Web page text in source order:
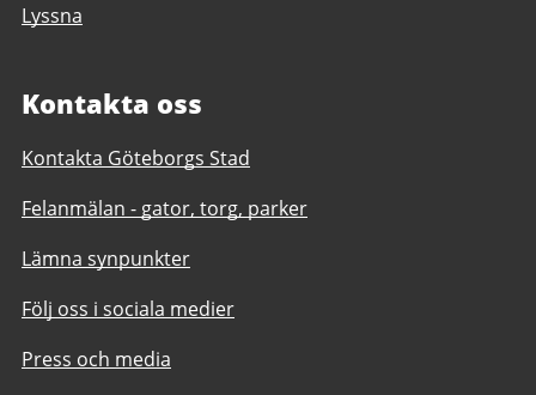
Lyssna
Kontakta oss
Kontakta Göteborgs Stad
Felanmälan - gator, torg, parker
Lämna synpunkter
Följ oss i sociala medier
Press och media